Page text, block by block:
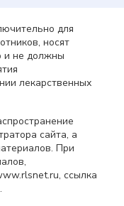
для
носят
и не должны
лекарственных
сайта, а
При
ссылка